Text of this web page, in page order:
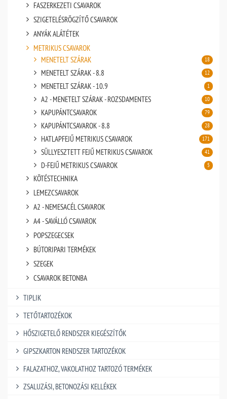
FASZERKEZETI CSAVAROK
SZIGETELÉSRÖGZÍTŐ CSAVAROK
ANYÁK ALÁTÉTEK
METRIKUS CSAVAROK
MENETELT SZÁRAK
18
MENETELT SZÁRAK - 8.8 12
MENETELT SZÁRAK - 10.9 1
A2 - MENETELT SZÁRAK - ROZSDAMENTES 10
KAPUPÁNTCSAVAROK 79
KAPUPÁNTCSAVAROK - 8.8 28
HATLAPFEJŰ METRIKUS CSAVAROK 171
SÜLLYESZTETT FEJŰ METRIKUS CSAVAROK 41
D-FEJŰ METRIKUS CSAVAROK 5
KÖTÉSTECHNIKA
LEMEZCSAVAROK
A2 - NEMESACÉL CSAVAROK
A4 - SAVÁLLÓ CSAVAROK
POPSZEGECSEK
BÚTORIPARI TERMÉKEK
SZEGEK
CSAVAROK BETONBA
TIPLIK
TETŐTARTOZÉKOK
HŐSZIGETELŐ RENDSZER KIEGÉSZÍTŐK
GIPSZKARTON RENDSZER TARTOZÉKOK
FALAZATHOZ, VAKOLATHOZ TARTOZÓ TERMÉKEK
ZSALUZÁSI, BETONOZÁSI KELLÉKEK